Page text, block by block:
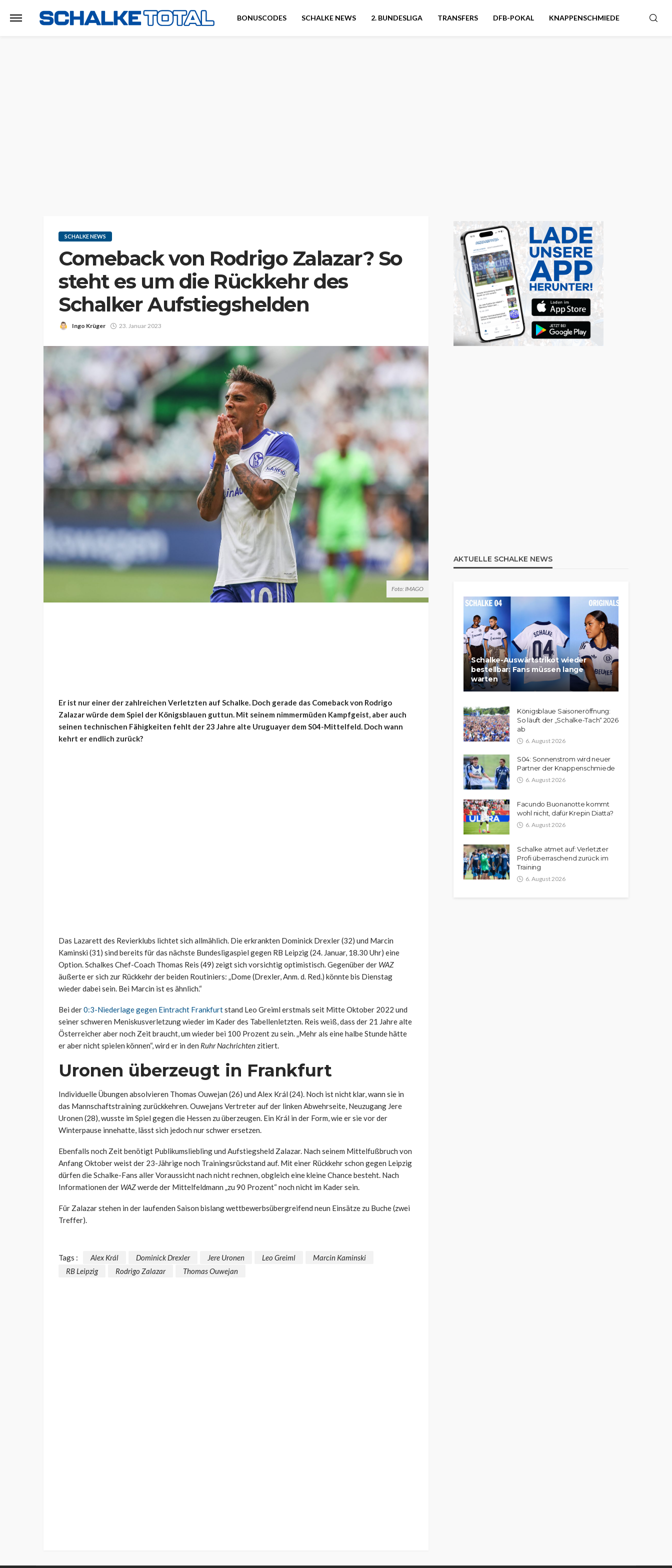
BONUSCODES SCHALKE NEWS 2. BUNDESLIGA TRANSFERS DFB-POKAL KNAPPENSCHMIEDE
SCHALKE NEWS
Comeback von Rodrigo Zalazar? So
steht es um die Rückkehr des
Schalker Aufstiegshelden
Ingo Krüger 23. Januar 2023
Foto: IMAGO
Er ist nur einer der zahlreichen Verletzten auf Schalke. Doch gerade das Comeback von Rodrigo
Zalazar würde dem Spiel der Königsblauen guttun. Mit seinem nimmermüden Kampfgeist, aber auch
seinen technischen Fähigkeiten fehlt der 23 Jahre alte Uruguayer dem S04-Mittelfeld. Doch wann
kehrt er endlich zurück?
Das Lazarett des Revierklubs lichtet sich allmählich. Die erkrankten Dominick Drexler (32) und Marcin
Kaminski (31) sind bereits für das nächste Bundesligaspiel gegen RB Leipzig (24. Januar, 18.30 Uhr) eine
Option. Schalkes Chef-Coach Thomas Reis (49) zeigt sich vorsichtig optimistisch. Gegenüber der WAZ
äußerte er sich zur Rückkehr der beiden Routiniers: „Dome (Drexler, Anm. d. Red.) könnte bis Dienstag
wieder dabei sein. Bei Marcin ist es ähnlich.“
Bei der0:3-Niederlage gegen Eintracht Frankfurtstand Leo Greiml erstmals seit Mitte Oktober 2022 und
seiner schweren Meniskusverletzung wieder im Kader des Tabellenletzten. Reis weiß, dass der 21 Jahre alte
Österreicher aber noch Zeit braucht, um wieder bei 100 Prozent zu sein. „Mehr als eine halbe Stunde hätte
er aber nicht spielen können“, wird er in den Ruhr Nachrichten zitiert.
Uronen überzeugt in Frankfurt
Individuelle Übungen absolvieren Thomas Ouwejan (26) und Alex Král (24). Noch ist nicht klar, wann sie in
das Mannschaftstraining zurückkehren. Ouwejans Vertreter auf der linken Abwehrseite, Neuzugang Jere
Uronen (28), wusste im Spiel gegen die Hessen zu überzeugen. Ein Král in der Form, wie er sie vor der
Winterpause innehatte, lässt sich jedoch nur schwer ersetzen.
Ebenfalls noch Zeit benötigt Publikumsliebling und Aufstiegsheld Zalazar. Nach seinem Mittelfußbruch von
Anfang Oktober weist der 23-Jährige noch Trainingsrückstand auf. Mit einer Rückkehr schon gegen Leipzig
dürfen die Schalke-Fans aller Voraussicht nach nicht rechnen, obgleich eine kleine Chance besteht. Nach
Informationen der WAZwerde der Mittelfeldmann „zu 90 Prozent“ noch nicht im Kader sein.
Für Zalazar stehen in der laufenden Saison bislang wettbewerbsübergreifend neun Einsätze zu Buche (zwei
Treffer).
Tags : Alex Král Dominick Drexler Jere Uronen Leo Greiml
Marcin Kaminski
RB Leipzig
Rodrigo Zalazar Thomas Ouwejan
AKTUELLE SCHALKE NEWS
Schalke-Auswärtstrikot wieder
bestellbar: Fans müssen lange
warten
Königsblaue Saisoneröffnung:
So läuft der „Schalke-Tach“ 2026
ab
6. August 2026
S04: Sonnenstrom wird neuer
Partner der Knappenschmiede
6. August 2026
Facundo Buonanotte kommt
wohl nicht, dafür Krepin Diatta?
6. August 2026
Schalke atmet auf: Verletzter
Profi überraschend zurück im
Training
6. August 2026